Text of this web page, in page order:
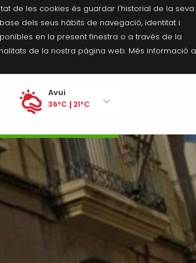
de les cookies és guardar l'historial de la seva
dels seus hàbits de navegació, identitat i
en la present finestra o a través de la
de la nostra pàgina web. Més informació a
Avui
36ºC 21ºC
35ºC 21ºC
Dimarts
34ºC 21ºC
Dimecres
35ºC 20ºC